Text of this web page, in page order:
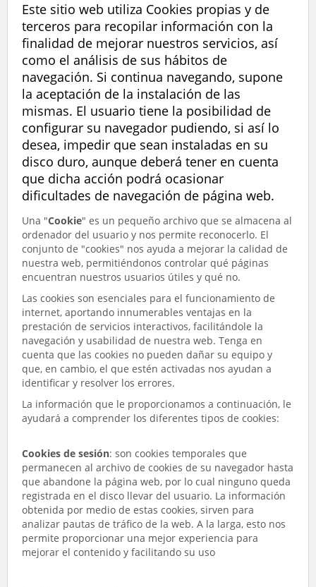
Este sitio web utiliza Cookies propias y de
terceros para recopilar información con la
finalidad de mejorar nuestros servicios, así
como el análisis de sus hábitos de
navegación. Si continua navegando, supone
la aceptación de la instalación de las
mismas. El usuario tiene la posibilidad de
configurar su navegador pudiendo, si así lo
desea, impedir que sean instaladas en su
disco duro, aunque deberá tener en cuenta
que dicha acción podrá ocasionar
dificultades de navegación de página web.
Una "Cookie" es un pequeño archivo que se almacena al
ordenador del usuario y nos permite reconocerlo. El
conjunto de "cookies" nos ayuda a mejorar la calidad de
nuestra web, permitiéndonos controlar qué páginas
encuentran nuestros usuarios útiles y qué no.
Las cookies son esenciales para el funcionamiento de
internet, aportando innumerables ventajas en la
prestación de servicios interactivos, facilitándole la
navegación y usabilidad de nuestra web. Tenga en
cuenta que las cookies no pueden dañar su equipo y
que, en cambio, el que estén activadas nos ayudan a
identificar y resolver los errores.
La información que le proporcionamos a continuación, le
ayudará a comprender los diferentes tipos de cookies:
Cookies de sesión: son cookies temporales que
permanecen al archivo de cookies de su navegador hasta
que abandone la página web, por lo cual ninguno queda
registrada en el disco llevar del usuario. La información
obtenida por medio de estas cookies, sirven para
analizar pautas de tráfico de la web. A la larga, esto nos
permite proporcionar una mejor experiencia para
mejorar el contenido y facilitando su uso